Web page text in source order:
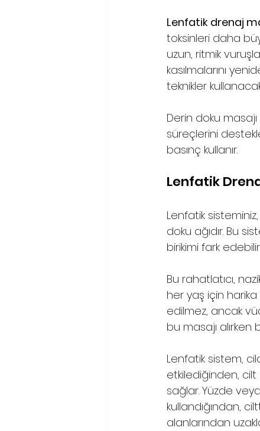
Lenfatik drenaj
toksinleri daha
uzun, ritmik
kasılmalarını
teknikler
Derin doku
süreçlerini
basınç kullanır.
Lenfatik
Lenfatik
doku ağıdır. Bu
birikimi fark
Bu rahatlatıcı,
her yaş için harika
edilmez, ancak
bu masajı alırken
Lenfatik sistem,
etkilediğinden,
sağlar. Yüzde
kullandığından,
alanlarından